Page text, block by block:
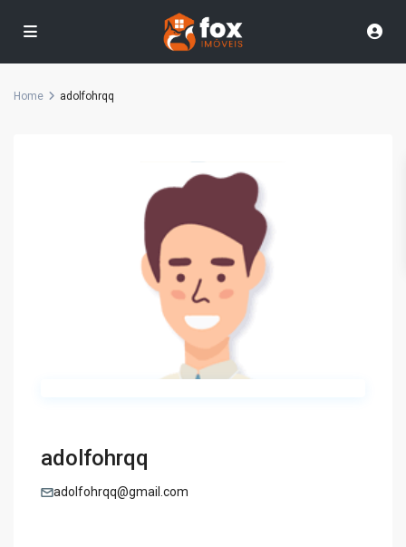
Home adolfohrqq
adolfohrqq
adolfohrqq@gmail.com